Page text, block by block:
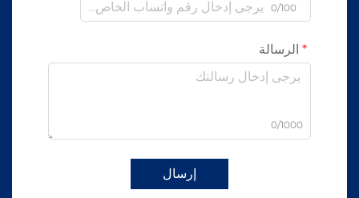
0/100
الرسالة
0/1000
إرسال